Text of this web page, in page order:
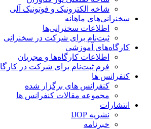
شاخه‌ الکترونیک و فوتونیک آلی
سخنرانی‌های ماهانه
اطلاعات سخنرانی‌‌ها
ثبت‌نام برای شرکت در سخنرانی
کارگاه‌های آموزشی
اطلاعات کارگاه‌ها و مجریان
فرم ثبت‌نام برای شرکت در کارگاه
کنفرانس ها
کنفرانس های برگزار شده
مجموعه مقالات کنفرانس ها
انتشارات
نشریه IJOP
خبرنامه